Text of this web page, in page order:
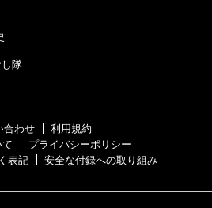
隊
合わせ
利用規約
プライバシーポリシー
表記
安全な付録への取り組み